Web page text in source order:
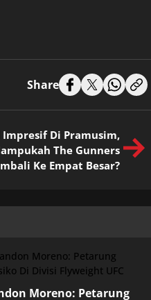
Share
Di Pramusim,
The Gunners
Ke Empat Besar?
Moreno: Petarung